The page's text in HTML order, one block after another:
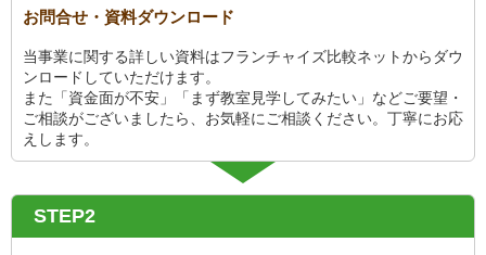
お問合せ・資料ダウンロード
当事業に関する詳しい資料はフランチャイズ比較ネットからダウ
ンロードしていただけます。
また「資金面が不安」「まず教室見学してみたい」などご要望・
ご相談がございましたら、お気軽にご相談ください。丁寧にお応
えします。
STEP2